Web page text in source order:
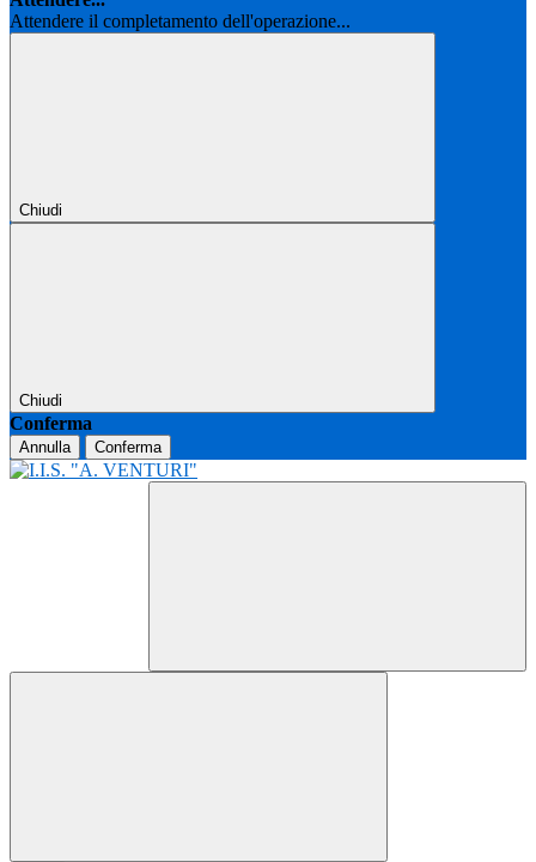
Attendere il completamento dell'operazione...
Chiudi
Chiudi
Conferma
Annulla Conferma